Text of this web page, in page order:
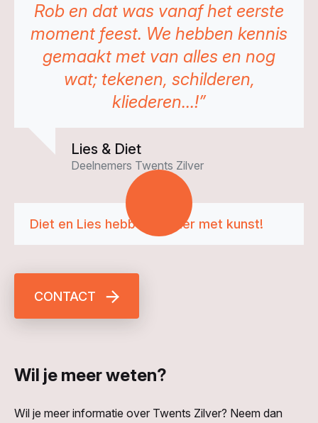
Rob en dat was vanaf het eerste
moment feest. We hebben kennis
gemaakt met van alles en nog
wat; tekenen, schilderen,
kliederen...!”
Lies & Diet
Deelnemers Twents Zilver
Diet en Lies hebben plezier met kunst!
CONTACT
Wil je meer weten?
Wil je meer informatie over Twents Zilver? Neem dan